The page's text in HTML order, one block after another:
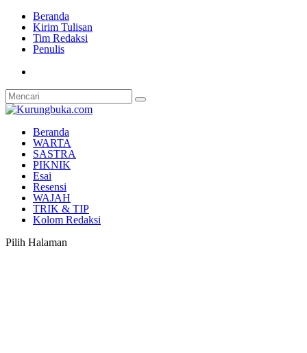
Beranda
Kirim Tulisan
Tim Redaksi
Penulis
Beranda
WARTA
SASTRA
PIKNIK
Esai
Resensi
WAJAH
TRIK & TIP
Kolom Redaksi
Pilih Halaman